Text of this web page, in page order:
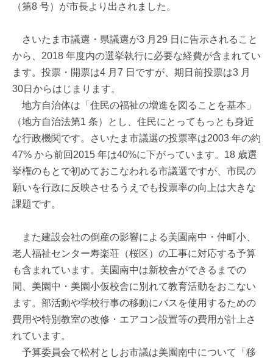
（第8 号）が市長より出されました。
さいたま市議選・県議選が3 月29 日に告示されること
から、2018 年度内の選挙執行に必要な経費が含まれてい
ます。投票・開票は4 月7 日ですが、期日前投票は3 月
30日からはじまります。
地方自治体は「住民の福祉の増進を図ることを基本」
（地方自治法第1 条）とし、住民にとってもっとも身近
な行政機関です。さいたま市議選の投票率は2003 年の約
47% から前回2015 年は40%に下がっています。18 歳選
挙権のもとで初めておこなわれる市議選ですが、市民の
願いを行政に反映させるうえでも投票率の向上は大きな
課題です。
また建設会社の倒産の影響による美園南中・仲町小、
老人福祉センター寿楽荘（桜区）の工事に対応する予算
も含まれています。美園南中は新校舎ができるまでの
間、美園中・美園小仮校舎に別れて教育活動をおこない
ます。部活動や学校行事の移動にバスを使用するための
費用や特別教室の改修・エアコン設置等の費用が計上さ
れています。
予算委員会で松村としお市議は美園南中について「移